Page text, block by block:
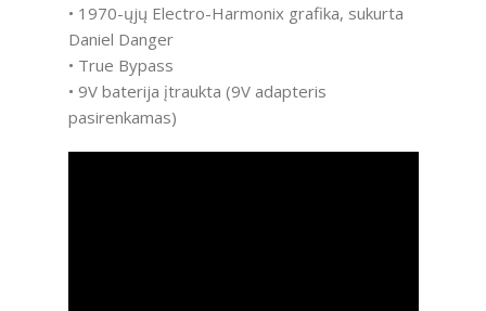
• 1970-ųjų Electro-Harmonix grafika, sukurta
Daniel Danger
• True Bypass
• 9V baterija įtraukta (9V adapteris
pasirenkamas)